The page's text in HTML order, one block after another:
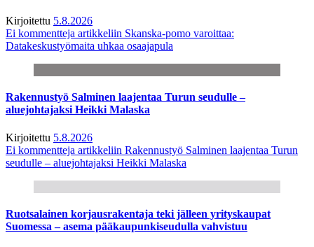
Kirjoitettu 5.8.2026
Ei kommentteja artikkeliin Skanska-pomo varoittaa:
Datakeskustyömaita uhkaa osaajapula
Rakennustyö Salminen laajentaa Turun seudulle –
aluejohtajaksi Heikki Malaska
Kirjoitettu 5.8.2026
Ei kommentteja artikkeliin Rakennustyö Salminen laajentaa Turun
seudulle – aluejohtajaksi Heikki Malaska
Ruotsalainen korjausrakentaja teki jälleen yrityskaupat
Suomessa – asema pääkaupunkiseudulla vahvistuu